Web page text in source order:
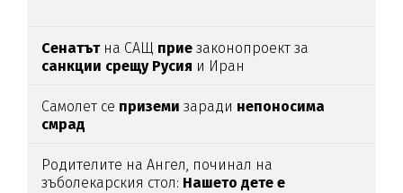
Сенатътна САЩ прие законопроект за
санкции срещу Русия и Иран
Самолет се приземи заради непоносима
смрад
Родителите на Ангел, починал на
зъболекарския стол: Нашето дете е